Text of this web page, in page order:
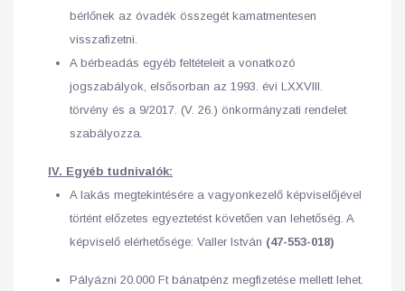
bérlőnek az óvadék összegét kamatmentesen
visszafizetni.
A bérbeadás egyéb feltételeit a vonatkozó
jogszabályok, elsősorban az 1993. évi LXXVIII.
törvény és a 9/2017. (V. 26.) önkormányzati rendelet
szabályozza.
IV. Egyéb tudnivalók:
A lakás megtekintésére a vagyonkezelő képviselőjével
történt előzetes egyeztetést követően van lehetőség. A
képviselő elérhetősége: Valler István (47-553-018)
Pályázni 20.000 Ft bánatpénz megfizetése mellett lehet.